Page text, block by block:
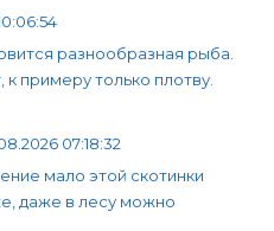
разнообразная рыба.
примеру только плотву.
07:18:32
мало этой скотинки
даже в лесу можно